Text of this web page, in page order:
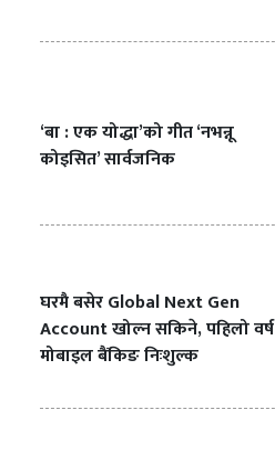
‘बा : एक योद्धा’को गीत ‘नभन्नू
कोइसित’ सार्वजनिक
घरमै बसेर Global Next Gen
Account खोल्न सकिने, पहिलो वर्ष
मोबाइल बैंकिङ निःशुल्क